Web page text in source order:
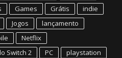
Games Grátis
indie
Jogos
lançamento
Netflix
Switch 2 PC
playstation